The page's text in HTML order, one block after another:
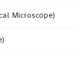
Microscope)